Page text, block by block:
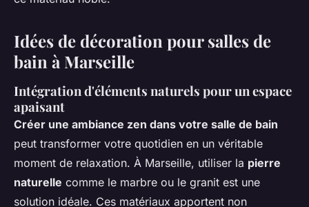
Idées de décoration pour salles de
bain à Marseille
Intégration d'éléments naturels pour un espace
apaisant
Créer une ambiance zen dans votre salle de bain
peut transformer votre quotidien en un véritable
moment de relaxation. À Marseille, utiliser la pierre
naturelle comme le marbre ou le granit est une
solution idéale. Ces matériaux apportent non